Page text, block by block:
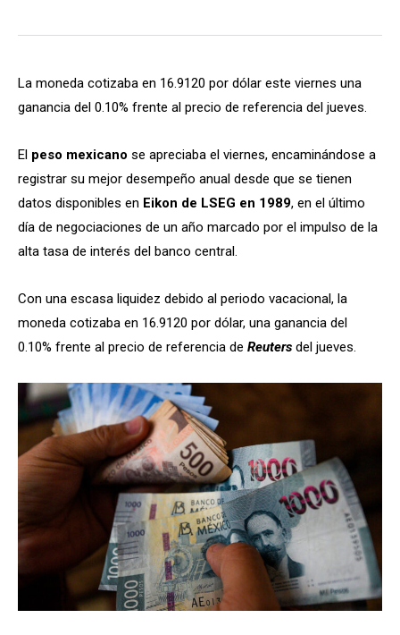
La moneda cotizaba en 16.9120 por dólar este viernes una
ganancia del 0.10% frente al precio de referencia del jueves.
El peso mexicano se apreciaba el viernes, encaminándose a
registrar su mejor desempeño anual desde que se tienen
datos disponibles en Eikon de LSEG en 1989, en el último
día de negociaciones de un año marcado por el impulso de la
alta tasa de interés del banco central.
Con una escasa liquidez debido al periodo vacacional, la
moneda cotizaba en 16.9120 por dólar, una ganancia del
0.10% frente al precio de referencia de Reuters del jueves.